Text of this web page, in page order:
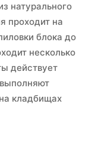
натурального
проходит на
блока до
несколько
действует
кладбищах